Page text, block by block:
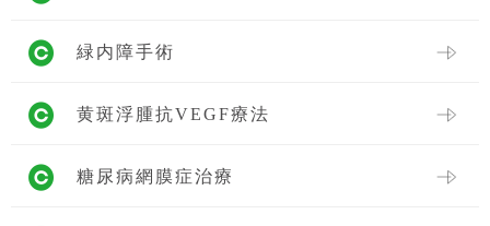
緑内障手術
黄斑浮腫抗VEGF療法
糖尿病網膜症治療